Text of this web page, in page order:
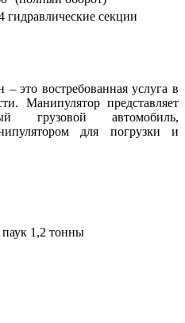
гидравлические секции
это востребованная услуга в
Манипулятор представляет
грузовой автомобиль,
для погрузки и
1,2 тонны